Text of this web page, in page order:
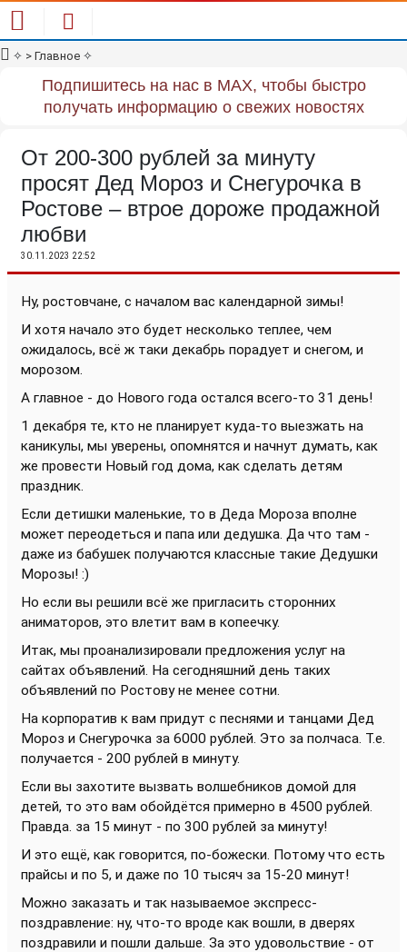
✧ > Главное ✧
Подпишитесь на нас в MAX, чтобы быстро
получать информацию о свежих новостях
От 200-300 рублей за минуту
просят Дед Мороз и Снегурочка в
Ростове – втрое дороже продажной
любви
30.11.2023 22:52
Ну, ростовчане, с началом вас календарной зимы!
И хотя начало это будет несколько теплее, чем
ожидалось, всё ж таки декабрь порадует и снегом, и
морозом.
А главное - до Нового года остался всего-то 31 день!
1 декабря те, кто не планирует куда-то выезжать на
каникулы, мы уверены, опомнятся и начнут думать, как
же провести Новый год дома, как сделать детям
праздник.
Если детишки маленькие, то в Деда Мороза вполне
может переодеться и папа или дедушка. Да что там -
даже из бабушек получаются классные такие Дедушки
Морозы! :)
Но если вы решили всё же пригласить сторонних
аниматоров, это влетит вам в копеечку.
Итак, мы проанализировали предложения услуг на
сайтах объявлений. На сегодняшний день таких
объявлений по Ростову не менее сотни.
На корпоратив к вам придут с песнями и танцами Дед
Мороз и Снегурочка за 6000 рублей. Это за полчаса. Т.е.
получается - 200 рублей в минуту.
Если вы захотите вызвать волшебников домой для
детей, то это вам обойдётся примерно в 4500 рублей.
Правда. за 15 минут - по 300 рублей за минуту!
И это ещё, как говорится, по-божески. Потому что есть
прайсы и по 5, и даже по 10 тысяч за 15-20 минут!
Можно заказать и так называемое экспресс-
поздравление: ну, что-то вроде как вошли, в дверях
поздравили и пошли дальше. За это удовольствие - от